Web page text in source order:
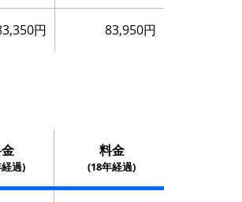
円 83,950円
過)
料金
(18年経過)